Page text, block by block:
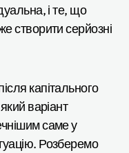
і те, що
створити серйозні
капітального
варіант
саме у
Розберемо